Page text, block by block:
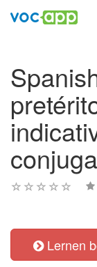
Lernen